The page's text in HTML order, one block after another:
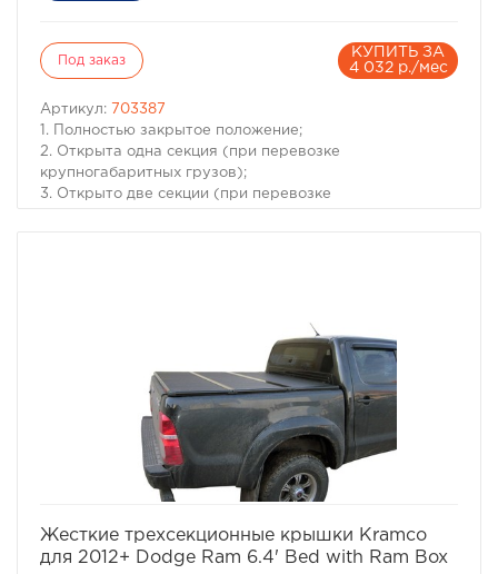
Под заказ
КУПИТЬ ЗА
4 032 р./мес
Артикул: 703387
1. Полностью закрытое положение;
2. Открыта одна секция (при перевозке
крупногабаритных грузов);
3. Открыто две секции (при перевозке
Комплектация Пластиковая крышка, Крепления за
борта с фиксаторами (4шт.), Инструкция по установке
Материал Пластик, каркас из алюминиевого профиля
Тип установки Без сверления (защелками за борта)
Положения Закрыта, Поднята одна секция, Поднято
Размеры (мм) 1555х1222
Жесткие трехсекционные крышки Kramco
для 2012+ Dodge Ram 6.4' Bed with Ram Box